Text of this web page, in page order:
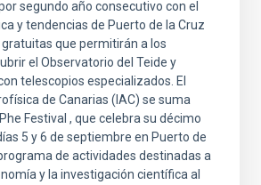
segundo año consecutivo con el
y tendencias de Puerto de la Cruz
que permitirán a los
el Observatorio del Teide y
telescopios especializados. El
de Canarias (IAC) se suma
Festival , que celebra su décimo
5 y 6 de septiembre en Puerto de
de actividades destinadas a
y la investigación científica al